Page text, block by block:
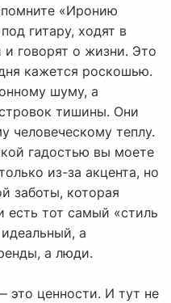
«Иронию
гитару, ходят в
и говорят о жизни. Это
кажется роскошью.
шуму, а
тишины. Они
человеческому теплу.
гадостью вы моете
из-за акцента, но
заботы, которая
есть тот самый «стиль
а
а люди.
ценности. И тут не